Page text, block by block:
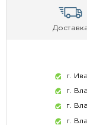
г.
г.
г.
г.